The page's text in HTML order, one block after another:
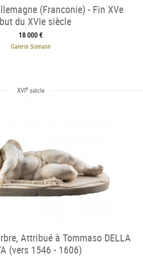
(Franconie) - Fin XVe
du XVIe siècle
18 000 €
Galerie Sismann
XVIesiècle
Attribué à Tommaso DELLA
(vers 1546 - 1606)